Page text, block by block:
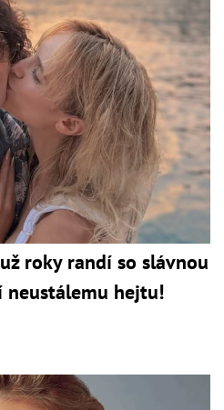
roky randí so slávnou
neustálemu hejtu!